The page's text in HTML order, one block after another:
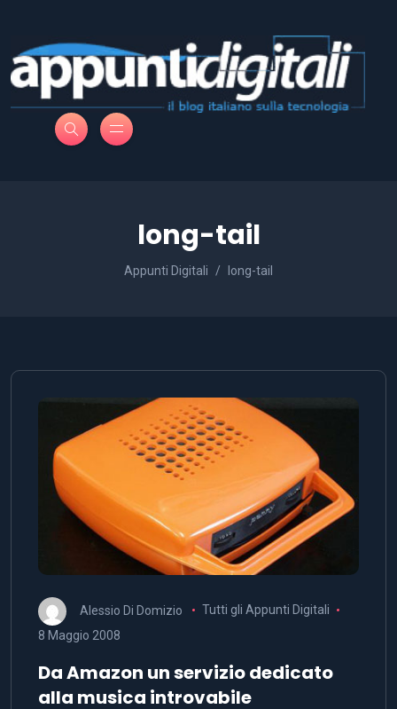
long-tail
Appunti Digitali long-tail
Alessio Di Domizio
Tutti gli Appunti Digitali
8 Maggio 2008
Da Amazon un servizio dedicato
alla musica introvabile